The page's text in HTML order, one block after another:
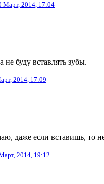
Март, 2014, 17:04
не буду вставлять зубы.
2014, 17:09
даже если вставишь, то
2014, 19:12